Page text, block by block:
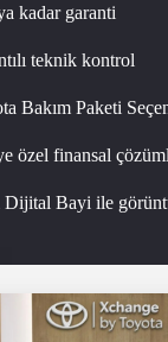
kadar garanti
teknik kontrol
Bakım Paketi
özel finansal
Dijital Bayi ile